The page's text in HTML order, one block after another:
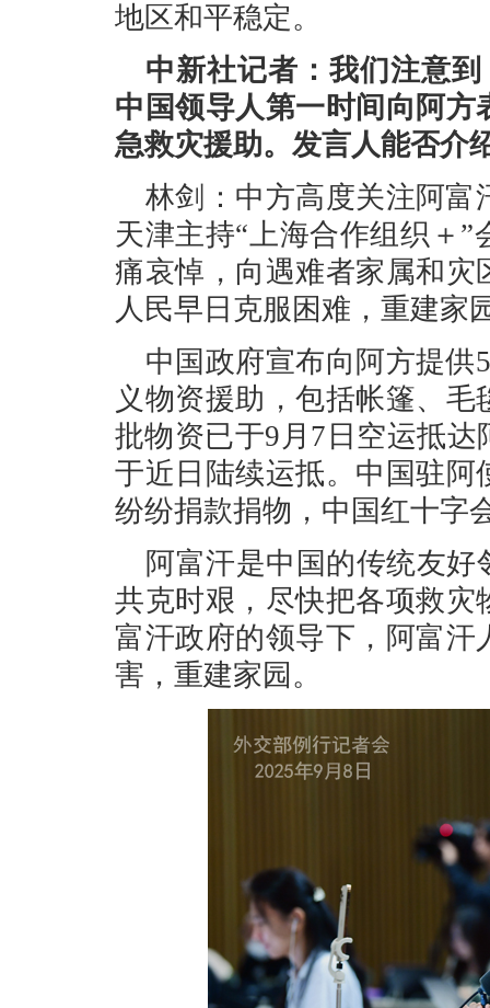
地区和平稳定。
中新社记者：我们注意
中国领导人第一时间向阿
急救灾援助。发言人能否介
林剑：中方高度关注阿富
天津主持“上海合作组织＋
痛哀悼，向遇难者家属和
人民早日克服困难，重建家
中国政府宣布向阿方提供
义物资援助，包括帐篷、
批物资已于9月7日空运抵
于近日陆续运抵。中国驻
纷纷捐款捐物，中国红十字
阿富汗是中国的传统友
共克时艰，尽快把各项救
富汗政府的领导下，阿富
害，重建家园。